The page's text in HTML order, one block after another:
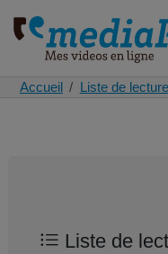
Accueil Liste de lecture
Liste de
2